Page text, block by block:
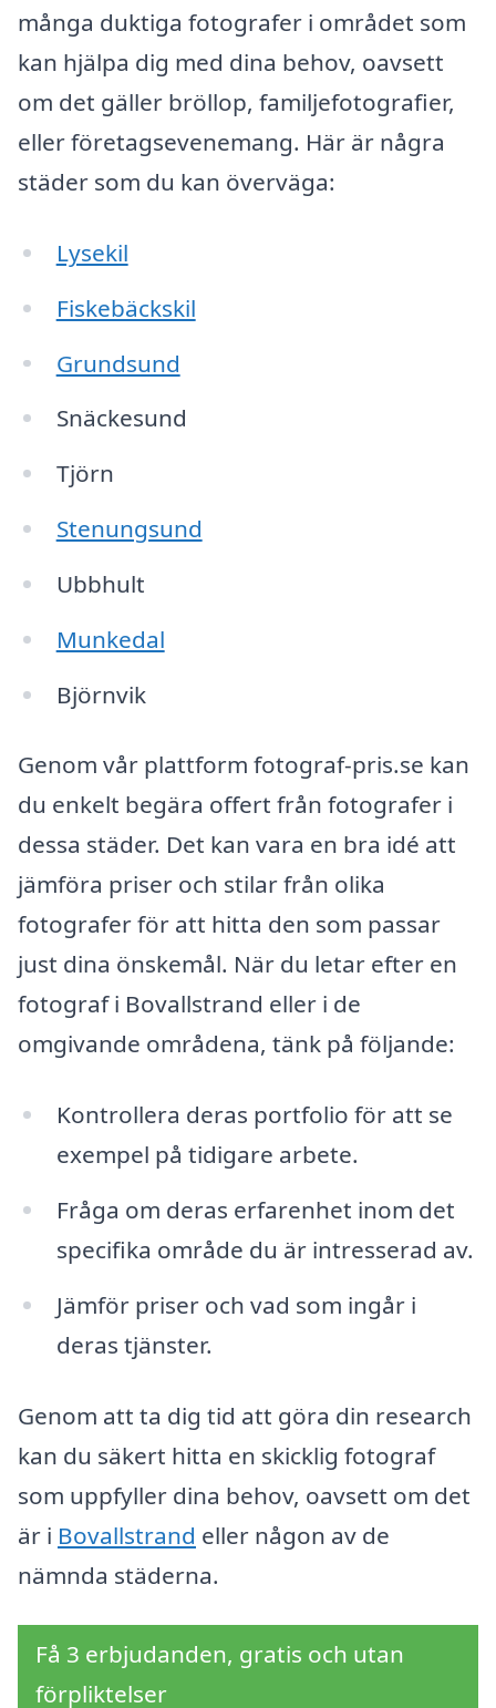
många duktiga fotografer i området som
kan hjälpa dig med dina behov, oavsett
om det gäller bröllop, familjefotografier,
eller företagsevenemang. Här är några
städer som du kan överväga:
Lysekil
Fiskebäckskil
Grundsund
Snäckesund
Tjörn
Stenungsund
Ubbhult
Munkedal
Björnvik
Genom vår plattform fotograf-pris.se kan
du enkelt begära offert från fotografer i
dessa städer. Det kan vara en bra idé att
jämföra priser och stilar från olika
fotografer för att hitta den som passar
just dina önskemål. När du letar efter en
fotograf i Bovallstrand eller i de
omgivande områdena, tänk på följande:
Kontrollera deras portfolio för att se
exempel på tidigare arbete.
Fråga om deras erfarenhet inom det
specifika område du är intresserad av.
Jämför priser och vad som ingår i
deras tjänster.
Genom att ta dig tid att göra din research
kan du säkert hitta en skicklig fotograf
som uppfyller dina behov, oavsett om det
är i Bovallstrand eller någon av de
nämnda städerna.
Få 3 erbjudanden, gratis och utan
förpliktelser